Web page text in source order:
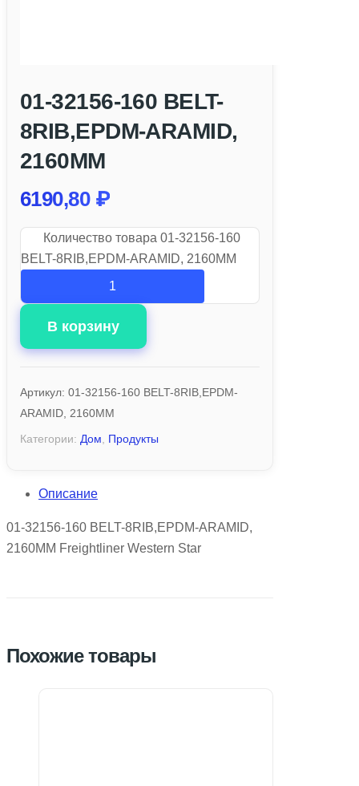
01-32156-160 BELT-
8RIB,EPDM-ARAMID,
2160MM
6190,80 ₽
Количество товара 01-32156-160
BELT-8RIB,EPDM-ARAMID, 2160MM
В корзину
Артикул: 01-32156-160 BELT-8RIB,EPDM-
ARAMID, 2160MM
Категории: Дом Продукты
Описание
01-32156-160 BELT-8RIB,EPDM-ARAMID,
2160MM Freightliner Western Star
Похожие товары